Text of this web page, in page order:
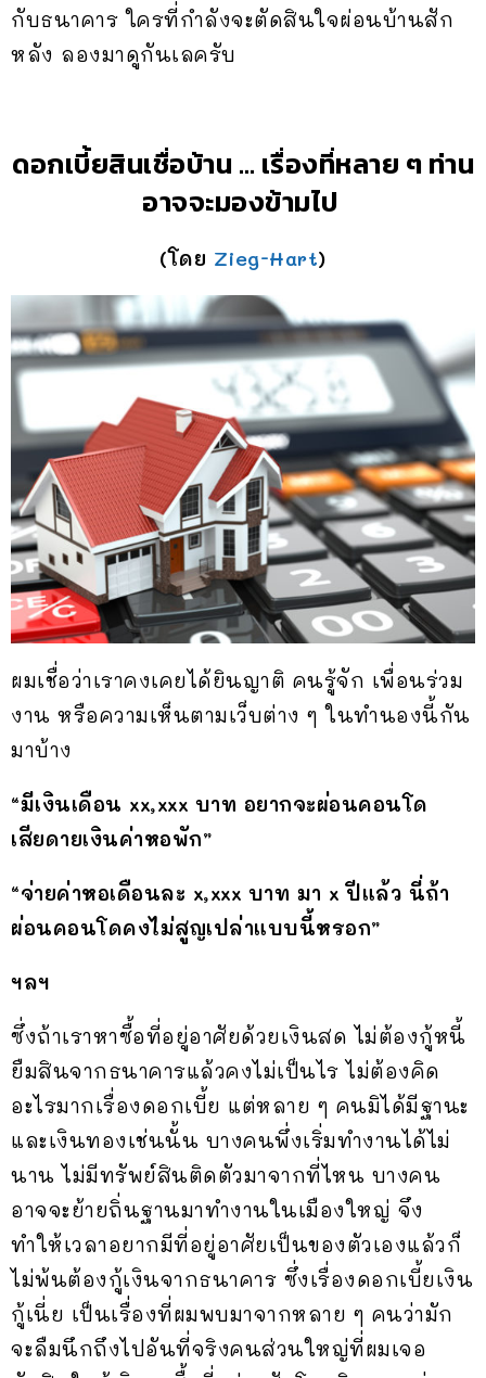
กับธนาคาร ใครที่กำลังจะตัดสินใจผ่อนบ้านสัก
หลัง ลองมาดูกันเลครับ
ดอกเบี้ยสินเชื่อบ้าน … เรื่องที่หลาย ๆ ท่าน
อาจจะมองข้ามไป
(โดย Zieg-Hart)
ผมเชื่อว่าเราคงเคยได้ยินญาติ คนรู้จัก เพื่อนร่วม
งาน หรือความเห็นตามเว็บต่าง ๆ ในทำนองนี้กัน
มาบ้าง
“มีเงินเดือน xx,xxx บาท อยากจะผ่อนคอนโด
เสียดายเงินค่าหอพัก”
“จ่ายค่าหอเดือนละ x,xxx บาท มา x ปีแล้ว นี่ถ้า
ผ่อนคอนโดคงไม่สูญเปล่าแบบนี้หรอก”
ฯลฯ
ซึ่งถ้าเราหาซื้อที่อยู่อาศัยด้วยเงินสด ไม่ต้องกู้หนี้
ยืมสินจากธนาคารแล้วคงไม่เป็นไร ไม่ต้องคิด
อะไรมากเรื่องดอกเบี้ย แต่หลาย ๆ คนมิได้มีฐานะ
และเงินทองเช่นนั้น บางคนพึ่งเริ่มทำงานได้ไม่
นาน ไม่มีทรัพย์สินติดตัวมาจากที่ไหน บางคน
อาจจะย้ายถิ่นฐานมาทำงานในเมืองใหญ่ จึง
ทำให้เวลาอยากมีที่อยู่อาศัยเป็นของตัวเองแล้วก็
ไม่พ้นต้องกู้เงินจากธนาคาร ซึ่งเรื่องดอกเบี้ยเงิน
กู้เนี่ย เป็นเรื่องที่ผมพบมาจากหลาย ๆ คนว่ามัก
จะลืมนึกถึงไปอันที่จริงคนส่วนใหญ่ที่ผมเจอ